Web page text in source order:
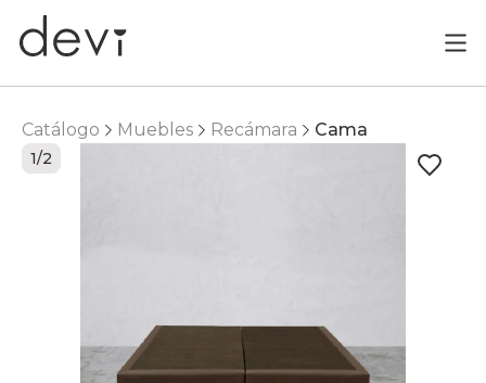
Catálogo Muebles Recámara Cama
1/2